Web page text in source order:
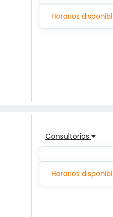
Horarios
Consultorios
Horarios